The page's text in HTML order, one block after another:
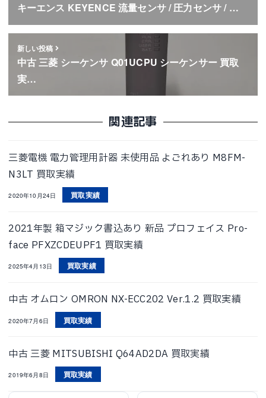
キーエンス KEYENCE 流量センサ / 圧力センサ / …
新しい投稿
中古 三菱 シーケンサ Q01UCPU シーケンサー 買取
実…
関連記事
三菱電機 電力管理用計器 未使用品 よごれあり M8FM-
N3LT 買取実績
2020年10月24日 買取実績
2021年製 箱マジック書込あり 新品 プロフェイス Pro-
face PFXZCDEUPF1 買取実績
2025年4月13日 買取実績
中古 オムロン OMRON NX-ECC202 Ver.1.2 買取実績
2020年7月6日 買取実績
中古 三菱 MITSUBISHI Q64AD2DA 買取実績
2019年6月8日 買取実績